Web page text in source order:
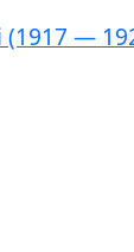
(1917 —